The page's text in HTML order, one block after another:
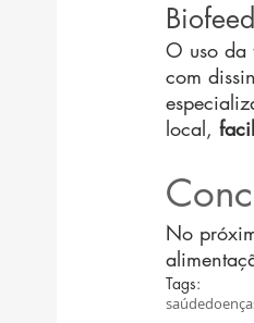
O uso da
com
local,
No
Tags:
saúde